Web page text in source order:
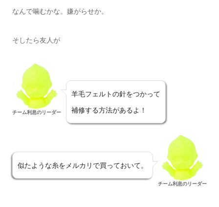
なんで噛むかな。嫌がらせか。
そしたら友人が
チーム利息のリーダー
羊毛フェルトの針をつかって
補修する方法があるよ！
似たような糸をメルカリで買っておいて。
チーム利息のリーダー